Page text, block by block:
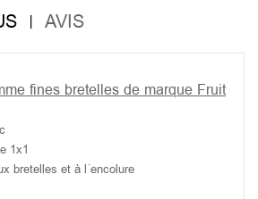
AVIS
fines bretelles de marque Fruit
1x1
bretelles et à l´encolure